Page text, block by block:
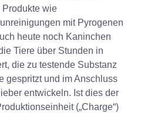
Produkte wie
mit Pyrogenen
heute noch Kaninchen
Tiere über Stunden in
die zu testende Substanz
gespritzt und im Anschluss
entwickeln. Ist dies der
(„Charge“)